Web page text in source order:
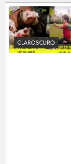
CLAROSCURO